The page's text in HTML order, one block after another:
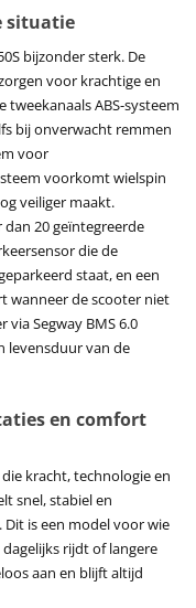
situatie
bijzonder sterk. De
voor krachtige en
ABS-systeem
bij onverwacht remmen
voor
voorkomt wielspin
veiliger maakt.
20 geïntegreerde
die de
staat, en een
wanneer de scooter niet
Segway BMS 6.0
levensduur van de
en comfort
die kracht, technologie en
snel, stabiel en
is een model voor wie
rijdt of langere
aan en blijft altijd